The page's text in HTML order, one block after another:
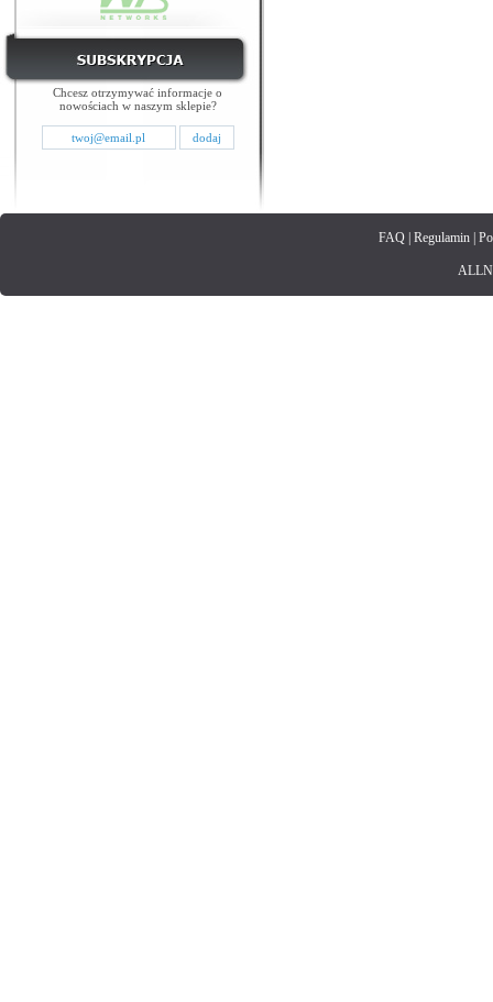
Chcesz otrzymywać informacje o
nowościach w naszym sklepie?
FAQ| Regulamin|